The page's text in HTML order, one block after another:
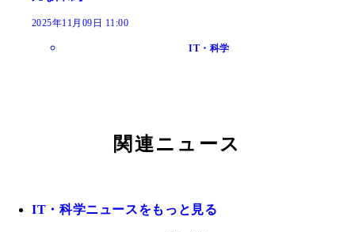
2025年11月09日 11:00
IT・科学
関連ニュース
IT・科学ニュースをもっと見る